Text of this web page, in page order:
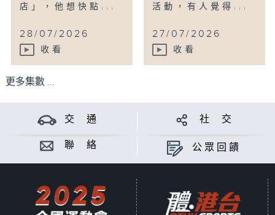
店」，他想快點...
28/07/2026
收看
活動，有人覺得...
27/07/2026
收看
更多集數 ...
交 通 社 交
聯 絡 公眾回饋